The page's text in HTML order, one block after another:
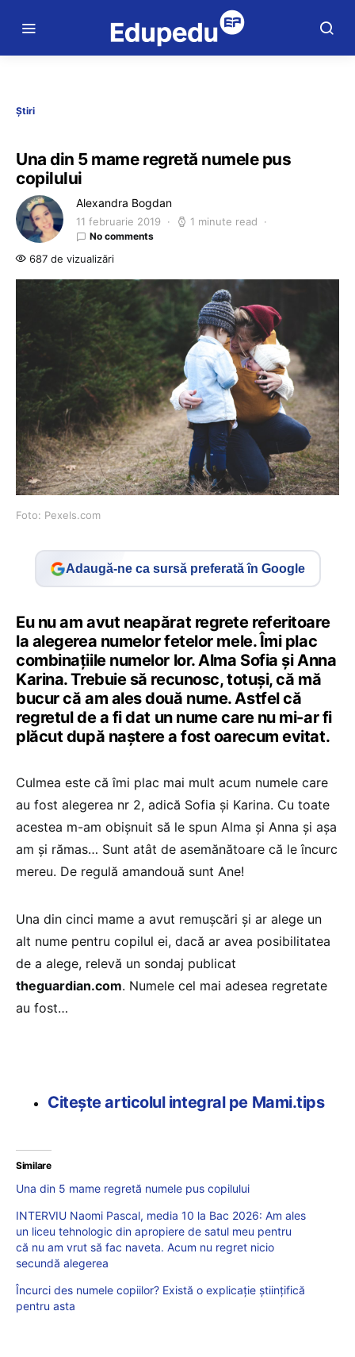
Știri
Una din 5 mame regretă numele pus
copilului
Alexandra Bogdan
11 februarie 2019 1 minute read
No comments
687 de vizualizări
Foto: Pexels.com
Adaugă-ne ca sursă preferată în Google
Eu nu am avut neapărat regrete referitoare
la alegerea numelor fetelor mele. Îmi plac
combinațiile numelor lor. Alma Sofia și Anna
Karina. Trebuie să recunosc, totuși, că mă
bucur că am ales două nume. Astfel că
regretul de a fi dat un nume care nu mi-ar fi
plăcut după naștere a fost oarecum evitat.
Culmea este că îmi plac mai mult acum numele care
au fost alegerea nr 2, adică Sofia și Karina. Cu toate
acestea m-am obișnuit să le spun Alma și Anna și așa
am și rămas… Sunt atât de asemănătoare că le încurc
mereu. De regulă amandouă sunt Ane!
Una din cinci mame a avut remușcări și ar alege un
alt nume pentru copilul ei, dacă ar avea posibilitatea
de a alege, relevă un sondaj publicat
theguardian.com. Numele cel mai adesea regretate
au fost…
Citește articolul integral pe Mami.tips
Similare
Una din 5 mame regretă numele pus copilului
INTERVIU Naomi Pascal, media 10 la Bac 2026: Am ales
un liceu tehnologic din apropiere de satul meu pentru
că nu am vrut să fac naveta. Acum nu regret nicio
secundă alegerea
Încurci des numele copiilor? Există o explicație științifică
pentru asta